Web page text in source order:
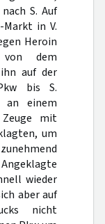
S. Auf
in V.
Heroin
von dem
auf der
bis S.
an einem
mit
um
wieder
aber auf
nicht